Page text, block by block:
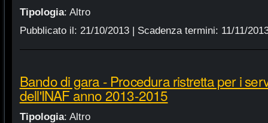
Tipologia: Altro
Pubblicato il: 21/10/2013| Scadenza termini: 11/11/
Bando di gara - Procedura ristretta per i
dell'INAF anno 2013-2015
Tipologia: Altro